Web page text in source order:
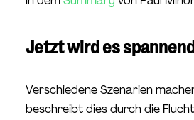
Jetzt wird es
Verschiedene Szenarien
beschreibt dies durch die